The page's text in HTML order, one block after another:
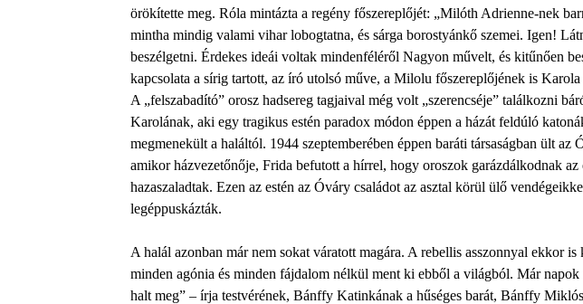
örökítette meg. Róla mintázta a regény főszereplőjét: „Milóth Adrienne-nek
mintha mindig valami vihar lobogtatna, és sárga borostyánkő szemei. Igen!
beszélgetni. Érdekes ideái voltak mindenféléről Nagyon művelt, és kitűnően
kapcsolata a sírig tartott, az író utolsó műve, a Milolu főszereplőjének is
A „felszabadító” orosz hadsereg tagjaival még volt „szerencséje” találkozni
Karolának, aki egy tragikus estén paradox módon éppen a házát feldúló
megmenekült a haláltól. 1944 szeptemberében éppen baráti társaságban ült az
amikor házvezetőnője, Frida befutott a hírrel, hogy oroszok garázdálkodnak
hazaszaladtak. Ezen az estén az Óváry családot az asztal körül ülő
legéppuskázták.
A halál azonban már nem sokat váratott magára. A rebellis asszonnyal ekkor is
minden agónia és minden fájdalom nélkül ment ki ebből a világból. Már
halt meg” – írja testvérének, Bánffy Katinkának a hűséges barát, Bánffy